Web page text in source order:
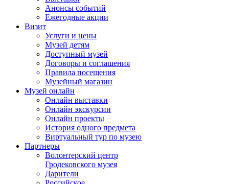
Анонсы событий
Ежегодные акции
Визит
Услуги и цены
Музей детям
Доступный музей
Договоры и соглашения
Правила посещения
Музейный магазин
Музей онлайн
Онлайн выставки
Онлайн экскурсии
Онлайн проекты
История одного предмета
Виртуальный тур по музею
Партнеры
Волонтерский центр
Гродековского музея
Дарители